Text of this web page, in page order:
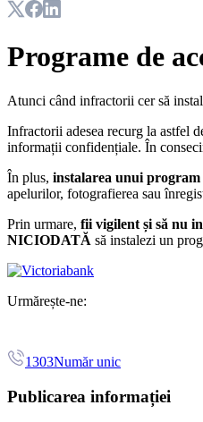
Programe de
Atunci când infractorii cer să
Infractorii adesea recurg la astfel
informații confidențiale. În
În plus, instalarea unui program
apelurilor, fotografierea sau
Prin urmare, fii vigilent și să nu
NICIODATĂ să instalezi un
Urmărește-ne:
1303Număr unic
Publicarea informației